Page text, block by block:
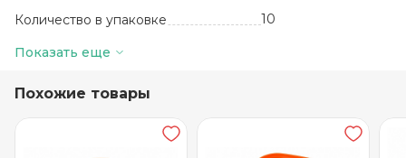
Количество в упаковке
10
Срок годности
Показать еще
Похожие товары